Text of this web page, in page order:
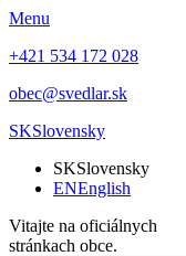
Menu
+421 534 172 028
obec@svedlar.sk
SKSlovensky
SKSlovensky
ENEnglish
Vitajte na oficiálnych
stránkach obce.